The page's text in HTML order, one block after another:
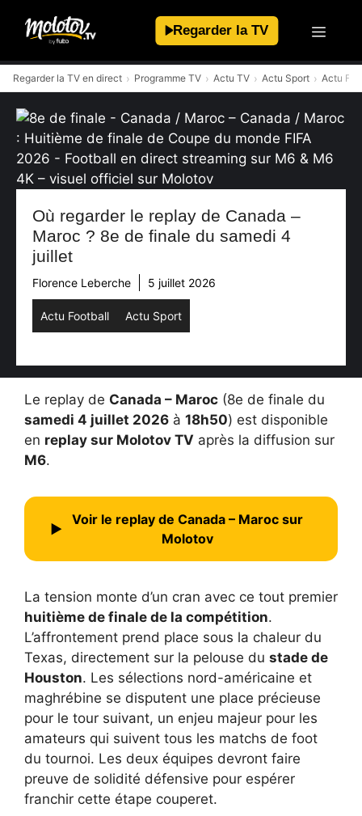
Regarder la TV
Regarder la TV en direct Programme TV Actu TV Actu Sport Actu
Où regarder le replay de Canada –
Maroc ? 8e de finale du samedi 4
juillet
Florence Leberche 5 juillet 2026
Actu Football Actu Sport
Le replay de Canada – Maroc (8e de finale du
samedi 4 juillet 2026 à 18h50) est disponible
en replay sur Molotov TV après la diffusion sur
M6.
▶
Voir le replay de Canada – Maroc sur
Molotov
La tension monte d’un cran avec ce tout premier
huitième de finale de la compétition.
L’affrontement prend place sous la chaleur du
Texas, directement sur la pelouse du stade de
Houston. Les sélections nord-américaine et
maghrébine se disputent une place précieuse
pour le tour suivant, un enjeu majeur pour les
amateurs qui suivent tous les matchs de foot
du tournoi. Les deux équipes devront faire
preuve de solidité défensive pour espérer
franchir cette étape couperet.